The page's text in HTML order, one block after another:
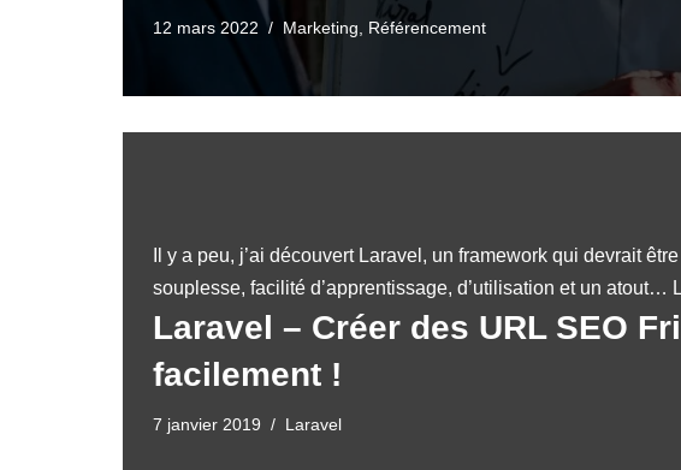
12 mars 2022 Marketing Référencement
Il y a peu, j’ai découvert Laravel, un framework qui devrait
souplesse, facilité d’apprentissage, d’utilisation et un atout…
Laravel – Créer des URL SEO
facilement !
7 janvier 2019 Laravel